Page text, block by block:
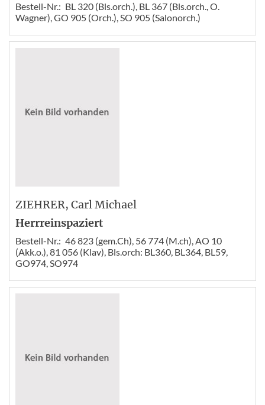
Bestell-Nr.: BL 320 (Bls.orch.), BL 367 (Bls.orch., O.
Wagner), GO 905 (Orch.), SO 905 (Salonorch.)
ZIEHRER, Carl Michael
Herrreinspaziert
Bestell-Nr.: 46 823 (gem.Ch), 56 774 (M.ch), AO 10
(Akk.o.), 81 056 (Klav), Bls.orch: BL360, BL364, BL59,
GO974, SO974